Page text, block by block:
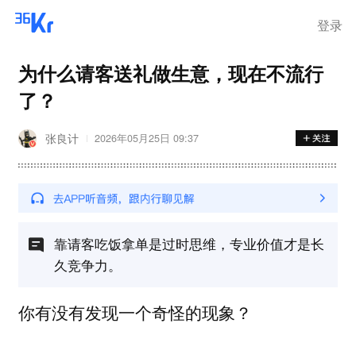
登录
为什么请客送礼做生意，现在不流行
了？
张良计 2026年05月25日 09:37
靠请客吃饭拿单是过时思维，专业价值才是长
久竞争力。
你有没有发现一个奇怪的现象？